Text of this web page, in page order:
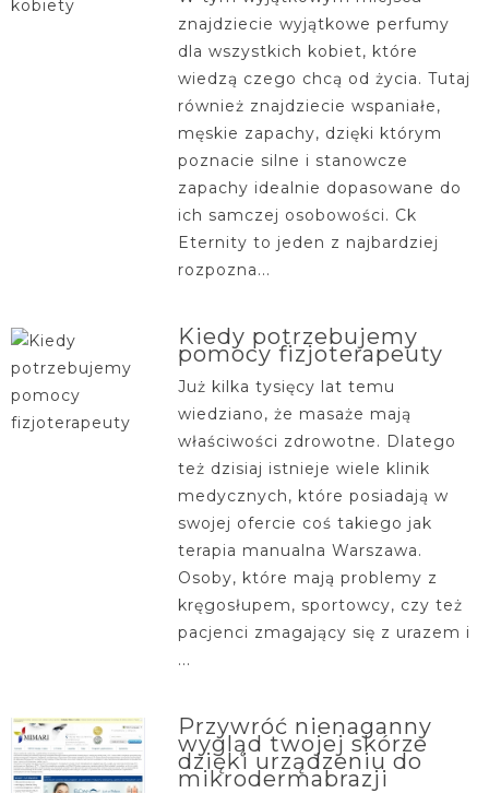
znajdziecie wyjątkowe perfumy
dla wszystkich kobiet, które
wiedzą czego chcą od życia. Tutaj
również znajdziecie wspaniałe,
męskie zapachy, dzięki którym
poznacie silne i stanowcze
zapachy idealnie dopasowane do
ich samczej osobowości. Ck
Eternity to jeden z najbardziej
rozpozna...
Kiedy potrzebujemy
pomocy fizjoterapeuty
Już kilka tysięcy lat temu
wiedziano, że masaże mają
właściwości zdrowotne. Dlatego
też dzisiaj istnieje wiele klinik
medycznych, które posiadają w
swojej ofercie coś takiego jak
terapia manualna Warszawa.
Osoby, które mają problemy z
kręgosłupem, sportowcy, czy też
pacjenci zmagający się z urazem i
...
Przywróć nienaganny
wygląd twojej skórze
dzięki urządzeniu do
mikrodermabrazji